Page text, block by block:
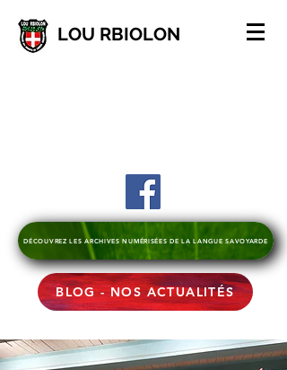
LOU RBIOLON
DÉCOUVREZ LES ARCHIVES NUMÉRISÉES DE LA LANGUE SAVOYARDE
BLOG - NOS ACTUALITÉS